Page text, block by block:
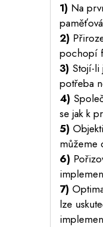
1) Na
2)
pochopí
3) Stojí-li
potřeba
4)
se jak k
5)
můžeme
6)
7)
lze